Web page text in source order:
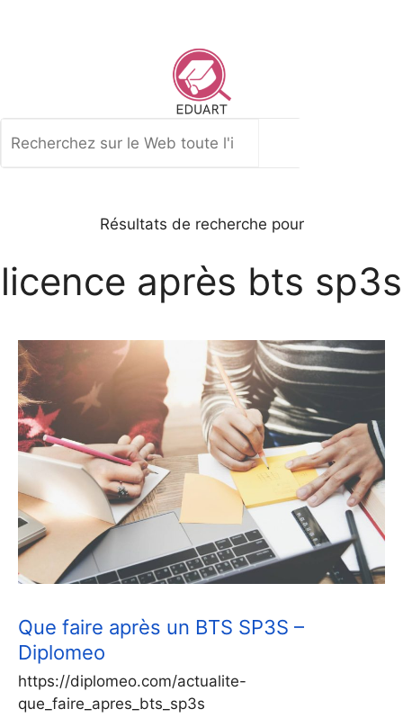
Résultats de recherche pour
licence après bts sp3s
Que faire après un BTS SP3S –
Diplomeo
https://diplomeo.com/actualite-
que_faire_apres_bts_sp3s